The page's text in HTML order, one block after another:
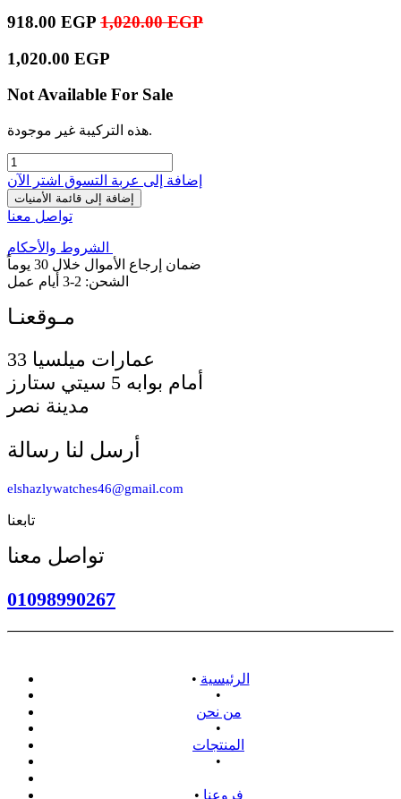
918.00 EGP 1,020.00EGP
1,020.00 EGP
Not Available For Sale
هذه التركيبة غير موجودة.
إضافة إلى عربة التسوق اشترِ الآن
إضافة إلى قائمة الأمنيات
تواصل معنا
الشروط والأحكام
ضمان إرجاع الأموال خلال 30 يوماً
الشحن: 2-3 أيام عمل
أمام بوابه 5 سيتي ستارز
مدينة نصر
أرسل لنا رسالة
elshazlywatches46@gmail.com
تابعنا
تواصل معنا
01098990267
• الرئيسية
•
من نحن
•
المنتجات
•
• فروعنا